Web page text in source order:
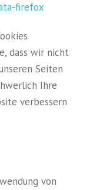
firefox
dass wir nicht
Seiten
Ihre
verbessern
von